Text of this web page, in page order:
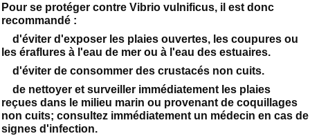
Pour se protéger contre Vibrio vulnificus, il est donc
recommandé :
d'éviter d'exposer les plaies ouvertes, les coupures ou
les éraflures à l'eau de mer ou à l'eau des estuaires.
d'éviter de consommer des crustacés non cuits.
de nettoyer et surveiller immédiatement les plaies
reçues dans le milieu marin ou provenant de coquillages
non cuits; consultez immédiatement un médecin en cas de
signes d'infection.